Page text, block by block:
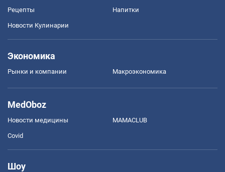
Рецепты Напитки
Новости Кулинарии
Экономика
Рынки и компании Mакроэкономика
MedOboz
Новости медицины MAMACLUB
Covid
Шоу